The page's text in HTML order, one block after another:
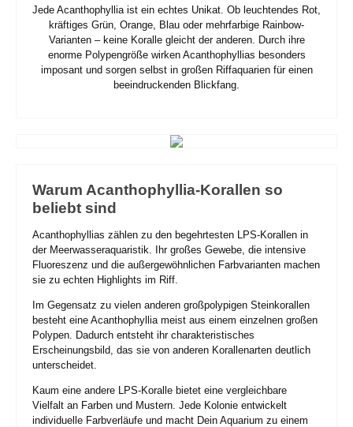
Jede Acanthophyllia ist ein echtes Unikat. Ob leuchtendes Rot,
kräftiges Grün, Orange, Blau oder mehrfarbige Rainbow-
Varianten – keine Koralle gleicht der anderen. Durch ihre
enorme Polypengröße wirken Acanthophyllias besonders
imposant und sorgen selbst in großen Riffaquarien für einen
beeindruckenden Blickfang.
Warum Acanthophyllia-Korallen so
beliebt sind
Acanthophyllias zählen zu den begehrtesten LPS-Korallen in
der Meerwasseraquaristik. Ihr großes Gewebe, die intensive
Fluoreszenz und die außergewöhnlichen Farbvarianten machen
sie zu echten Highlights im Riff.
Im Gegensatz zu vielen anderen großpolypigen Steinkorallen
besteht eine Acanthophyllia meist aus einem einzelnen großen
Polypen. Dadurch entsteht ihr charakteristisches
Erscheinungsbild, das sie von anderen Korallenarten deutlich
unterscheidet.
Kaum eine andere LPS-Koralle bietet eine vergleichbare
Vielfalt an Farben und Mustern. Jede Kolonie entwickelt
individuelle Farbverläufe und macht Dein Aquarium zu einem